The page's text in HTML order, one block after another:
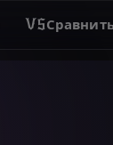
VS